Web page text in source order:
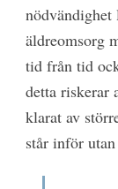
äldreomsorg
tid från tid
detta riskerar
klarat av
står inför